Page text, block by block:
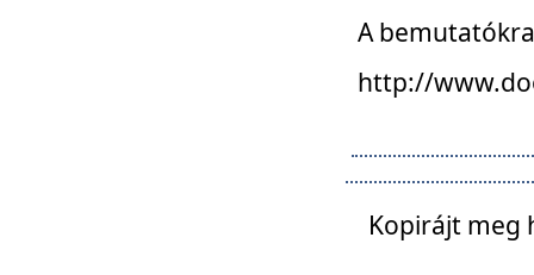
A
http://
Kopirájt meg